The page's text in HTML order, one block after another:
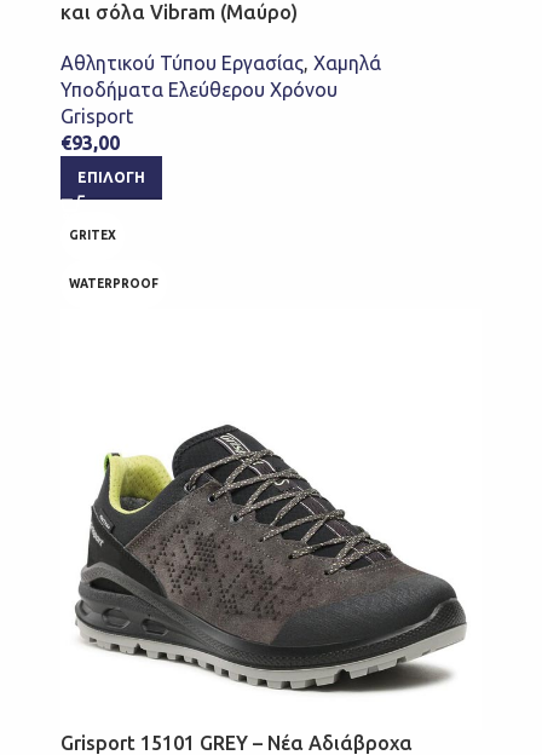
και σόλα Vibram (Μαύρο)
Αθλητικού Τύπου Εργασίας, Χαμηλά
Υποδήματα Ελεύθερου Χρόνου
Grisport
€93,00
ΕΠΙΛΟΓΉ
GRITEX
WATERPROOF
Grisport 15101 GREY – Νέα Αδιάβροχα